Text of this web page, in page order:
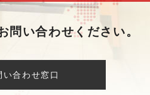
問い合わせください。
い合わせ窓口